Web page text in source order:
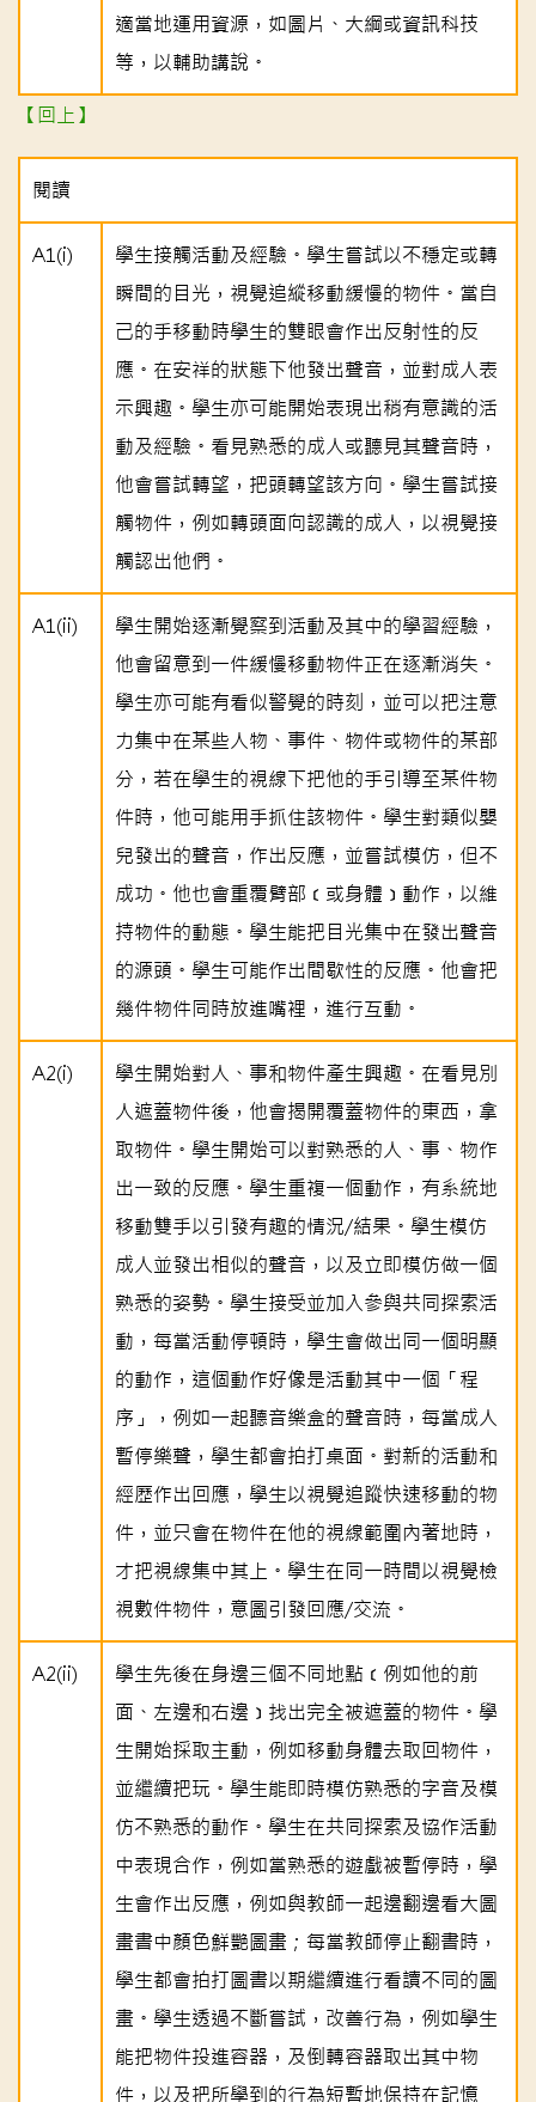
適當地運用資源，如圖片、大綱或資訊科技
等，以輔助講說。
【回上】
閱讀
A1(i)
學生接觸活動及經驗。學生嘗試以不穩定或轉
瞬間的目光，視覺追縱移動緩慢的物件。當自
己的手移動時學生的雙眼會作出反射性的反
應。在安祥的狀態下他發出聲音，並對成人表
示興趣。學生亦可能開始表現出稍有意識的活
動及經驗。看見熟悉的成人或聽見其聲音時，
他會嘗試轉望，把頭轉望該方向。學生嘗試接
觸物件，例如轉頭面向認識的成人，以視覺接
觸認出他們。
A1(ii)
學生開始逐漸覺察到活動及其中的學習經驗，
他會留意到一件緩慢移動物件正在逐漸消失。
學生亦可能有看似警覺的時刻，並可以把注意
力集中在某些人物、事件、物件或物件的某部
分，若在學生的視線下把他的手引導至某件物
件時，他可能用手抓住該物件。學生對類似嬰
兒發出的聲音，作出反應，並嘗試模仿，但不
成功。他也會重覆臂部﹝或身體﹞動作，以維
持物件的動態。學生能把目光集中在發出聲音
的源頭。學生可能作出間歇性的反應。他會把
幾件物件同時放進嘴裡，進行互動。
A2(i)
學生開始對人、事和物件產生興趣。在看見別
人遮蓋物件後，他會揭開覆蓋物件的東西，拿
取物件。學生開始可以對熟悉的人、事、物作
出一致的反應。學生重複一個動作，有系統地
移動雙手以引發有趣的情況/結果。學生模仿
成人並發出相似的聲音，以及立即模仿做一個
熟悉的姿勢。學生接受並加入參與共同探索活
動，每當活動停頓時，學生會做出同一個明顯
的動作，這個動作好像是活動其中一個「程
序」，例如一起聽音樂盒的聲音時，每當成人
暫停樂聲，學生都會拍打桌面。對新的活動和
經歷作出回應，學生以視覺追蹤快速移動的物
件，並只會在物件在他的視線範圍內著地時，
才把視線集中其上。學生在同一時間以視覺檢
視數件物件，意圖引發回應/交流。
A2(ii)
學生先後在身邊三個不同地點﹝例如他的前
面、左邊和右邊﹞找出完全被遮蓋的物件。學
生開始採取主動，例如移動身體去取回物件，
並繼續把玩。學生能即時模仿熟悉的字音及模
仿不熟悉的動作。學生在共同探索及協作活動
中表現合作，例如當熟悉的遊戲被暫停時，學
生會作出反應，例如與教師一起邊翻邊看大圖
畫書中顏色鮮艷圖畫；每當教師停止翻書時，
學生都會拍打圖書以期繼續進行看讀不同的圖
畫。學生透過不斷嘗試，改善行為，例如學生
能把物件投進容器，及倒轉容器取出其中物
件，以及把所學到的行為短暫地保持在記憶